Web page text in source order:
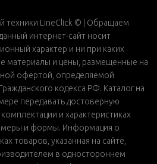
техники LineClick © | Обращаем
интернет-сайт носит
характер и ни при каких
материалы и цены, размещенные на
офертой, определяемой
кодекса РФ. Каталог на
передавать достоверную
и характеристиках
и формы. Информация о
товаров, указанная на сайте,
в одностороннем